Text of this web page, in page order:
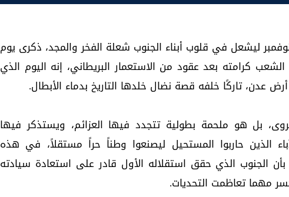
ليشعل في قلوب أبناء الجنوب شعلة الفخر والمجد، ذكرى يوم
كرامته بعد عقود من الاستعمار البريطاني، إنه اليوم الذي
عدن، تاركًا خلفه قصة نضال خلدها التاريخ بدماء الأبطال.
بل هو ملحمة بطولية تتجدد فيها العزائم، ويستذكر فيها
الذين حاربوا المستحيل ليصنعوا وطناً حراً مستقلاً، في هذه
الجنوب الذي حقق استقلاله الأول قادر على استعادة سيادته
مهما تعاظمت التحديات.